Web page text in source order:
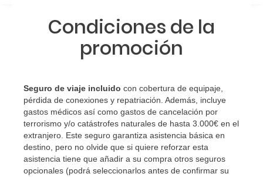
Condiciones de la
promoción
Seguro de viaje incluido con cobertura de equipaje,
pérdida de conexiones y repatriación. Además, incluye
gastos médicos así como gastos de cancelación por
terrorismo y/o catástrofes naturales de hasta 3.000€ en el
extranjero. Este seguro garantiza asistencia básica en
destino, pero no olvide que si quiere reforzar esta
asistencia tiene que añadir a su compra otros seguros
opcionales (podrá seleccionarlos antes de confirmar su